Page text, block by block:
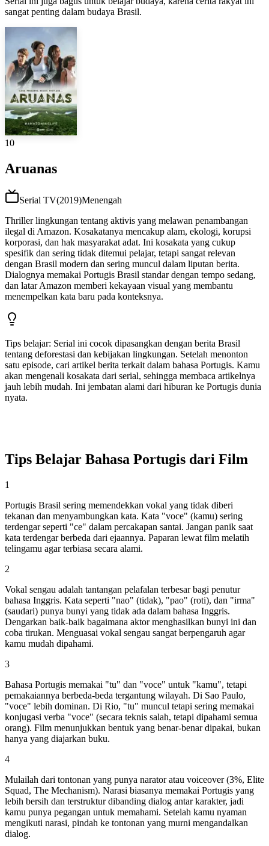
sangat penting dalam budaya Brasil.
10
Aruanas
Serial TV(2019)Menengah
Thriller lingkungan tentang aktivis yang melawan penambangan
ilegal di Amazon. Kosakatanya mencakup alam, ekologi, korupsi
korporasi, dan hak masyarakat adat. Ini kosakata yang cukup
spesifik dan sering tidak ditemui pelajar, tetapi sangat relevan
dengan Brasil modern dan sering muncul dalam liputan berita.
Dialognya memakai Portugis Brasil standar dengan tempo sedang,
dan latar Amazon memberi kekayaan visual yang membantu
menempelkan kata baru pada konteksnya.
Tips belajar: Serial ini cocok dipasangkan dengan berita Brasil
tentang deforestasi dan kebijakan lingkungan. Setelah menonton
satu episode, cari artikel berita terkait dalam bahasa Portugis. Kamu
akan mengenali kosakata dari serial, sehingga membaca artikelnya
jauh lebih mudah. Ini jembatan alami dari hiburan ke Portugis dunia
nyata.
Tips Belajar Bahasa Portugis dari Film
1
Portugis Brasil sering memendekkan vokal yang tidak diberi
tekanan dan menyambungkan kata. Kata "voce" (kamu) sering
terdengar seperti "ce" dalam percakapan santai. Jangan panik saat
kata terdengar berbeda dari ejaannya. Paparan lewat film melatih
telingamu agar terbiasa secara alami.
2
Vokal sengau adalah tantangan pelafalan terbesar bagi penutur
bahasa Inggris. Kata seperti "nao" (tidak), "pao" (roti), dan "irma"
(saudari) punya bunyi yang tidak ada dalam bahasa Inggris.
Dengarkan baik-baik bagaimana aktor menghasilkan bunyi ini dan
coba tirukan. Menguasai vokal sengau sangat berpengaruh agar
kamu mudah dipahami.
3
Bahasa Portugis memakai "tu" dan "voce" untuk "kamu", tetapi
pemakaiannya berbeda-beda tergantung wilayah. Di Sao Paulo,
"voce" lebih dominan. Di Rio, "tu" muncul tetapi sering memakai
konjugasi verba "voce" (secara teknis salah, tetapi dipahami semua
orang). Film menunjukkan bentuk yang benar-benar dipakai, bukan
hanya yang diajarkan buku.
4
Mulailah dari tontonan yang punya narator atau voiceover (3%, Elite
Squad, The Mechanism). Narasi biasanya memakai Portugis yang
lebih bersih dan terstruktur dibanding dialog antar karakter, jadi
kamu punya pegangan untuk memahami. Setelah kamu nyaman
mengikuti narasi, pindah ke tontonan yang murni mengandalkan
dialog.